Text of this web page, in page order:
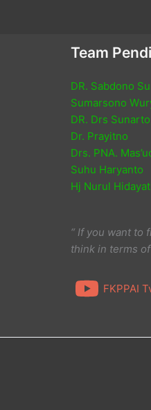
Team
DR. Sabdono
Sumarsono
DR. Drs
Dr. Prayitno
Drs. PNA.
Suhu Haryanto
Hj Nurul
“ If you want to
think in terms
FKPPAI